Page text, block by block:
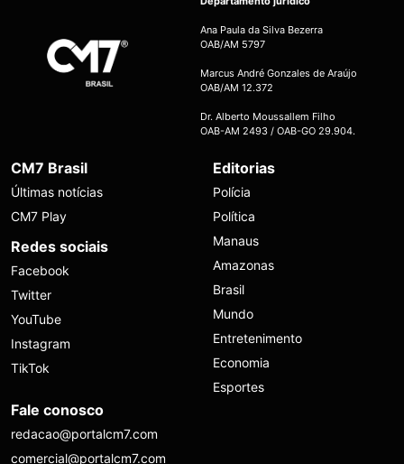
Ana Paula da Silva Bezerra
OAB/AM 5797
Marcus André Gonzales de Araújo
OAB/AM 12.372
Dr. Alberto Moussallem Filho
OAB-AM 2493 / OAB-GO 29.904.
CM7 Brasil
Últimas notícias
CM7 Play
Redes sociais
Facebook
Twitter
YouTube
Instagram
TikTok
Editorias
Polícia
Política
Manaus
Amazonas
Brasil
Mundo
Entretenimento
Economia
Esportes
Fale conosco
redacao@portalcm7.com
comercial@portalcm7.com